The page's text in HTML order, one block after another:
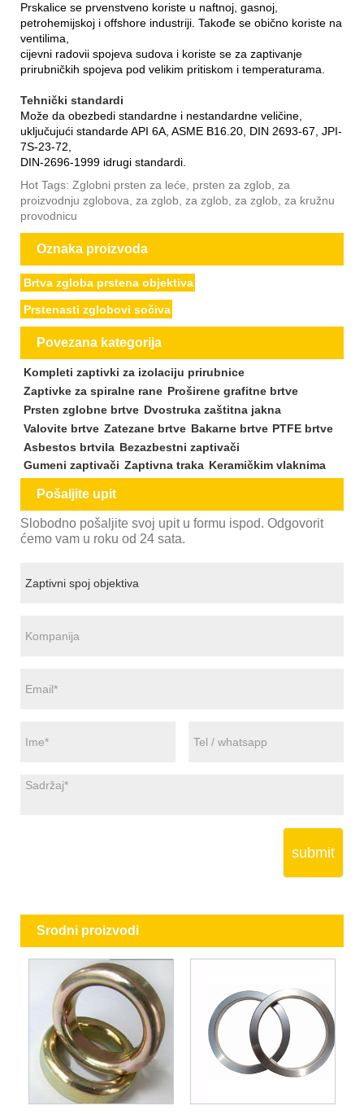
Prskalice se prvenstveno koriste u naftnoj, gasnoj,
petrohemijskoj i offshore industriji. Takođe se obično koriste na
ventilima,
cijevni radovii spojeva sudova i koriste se za zaptivanje
prirubničkih spojeva pod velikim pritiskom i temperaturama.
Tehnički standardi
Može da obezbedi standardne i nestandardne veličine,
uključujući standarde API 6A, ASME B16.20, DIN 2693-67, JPI-
7S-23-72,
DIN-2696-1999 idrugi standardi.
Hot Tags: Zglobni prsten za leće, prsten za zglob, za
proizvodnju zglobova, za zglob, za zglob, za zglob, za kružnu
provodnicu
Oznaka proizvoda
Brtva zgloba prstena objektiva
Prstenasti zglobovi sočiva
Povezana kategorija
Kompleti zaptivki za izolaciju prirubnice
Zaptivke za spiralne rane Proširene grafitne brtve
Prsten zglobne brtve Dvostruka zaštitna jakna
Valovite brtve Zatezane brtve Bakarne brtve PTFE brtve
Asbestos brtvila Bezazbestni zaptivači
Gumeni zaptivači Zaptivna traka Keramičkim vlaknima
Pošaljite upit
Slobodno pošaljite svoj upit u formu ispod. Odgovorit
ćemo vam u roku od 24 sata.
submit
Srodni proizvodi